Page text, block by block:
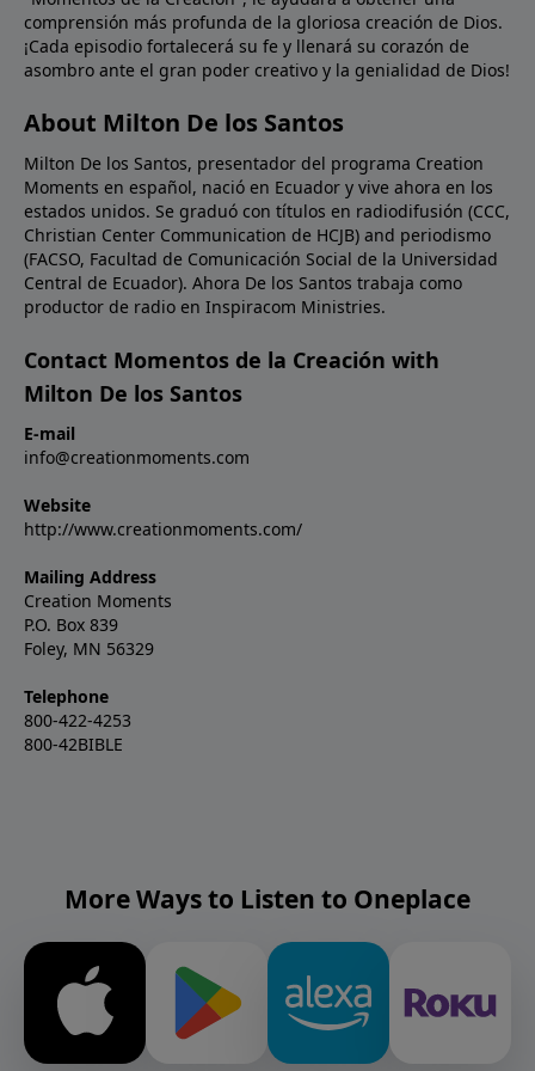
evidencia de la evolución. Esto es debido a que todas
las criaturas fueron creadas originalmente en forma
terminada, de acuerdo a su especie, tal como dice la
Biblia.Oración: ¡Amado Padre, Tu Palabra es verdad!
Te pido que Tu verdad continúe desafiando a aquellos
que buscan explicar el mundo sin Ti. Te pido que Tu
verdad sea más influyente entre Tu pueblo. En
Nombre de Cristo Jesús. Amén.Ref: Robinson, Jack.
“Ancient leaf DNA copied at UCR lab.” The Press
Enterprise (Riverside County, CA).
comprensión más profunda de la gloriosa creación de Dios.
¡Cada episodio fortalecerá su fe y llenará su corazón de
asombro ante el gran poder creativo y la genialidad de Dios!
About Milton De los Santos
Milton De los Santos, presentador del programa Creation
Moments en español, nació en Ecuador y vive ahora en los
estados unidos. Se graduó con títulos en radiodifusión (CCC,
Christian Center Communication de HCJB) and periodismo
(FACSO, Facultad de Comunicación Social de la Universidad
Central de Ecuador). Ahora De los Santos trabaja como
productor de radio en Inspiracom Ministries.
Contact Momentos de la Creación with
Milton De los Santos
E-mail
info@creationmoments.com
Website
http://www.creationmoments.com/
Mailing Address
Creation Moments
P.O. Box 839
Foley, MN 56329
Telephone
800-422-4253
800-42BIBLE
More Ways to Listen to Oneplace